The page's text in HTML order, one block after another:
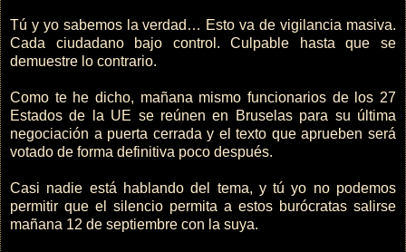
Tú y yo sabemos la verdad… Esto va de vigilancia masiva.
Cada ciudadano bajo control. Culpable hasta que se
demuestre lo contrario.
Como te he dicho, mañana mismo funcionarios de los 27
Estados de la UE se reúnen en Bruselas para su última
negociación a puerta cerrada y el texto que aprueben será
votado de forma definitiva poco después.
Casi nadie está hablando del tema, y tú yo no podemos
permitir que el silencio permita a estos burócratas salirse
mañana 12 de septiembre con la suya.